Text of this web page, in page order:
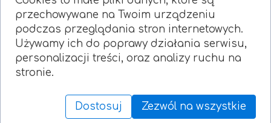
przypadku zakrzaczeń i
małych samosiewów nie
martwimy się o pieńki w
zmieszane z glebą i nie
przechowywane na Twoim urządzeniu
podczas przeglądania stron internetowych.
Używamy ich do poprawy działania serwisu,
personalizacji treści, oraz analizy ruchu na
stronie.
Dostosuj Zezwól na wszystkie